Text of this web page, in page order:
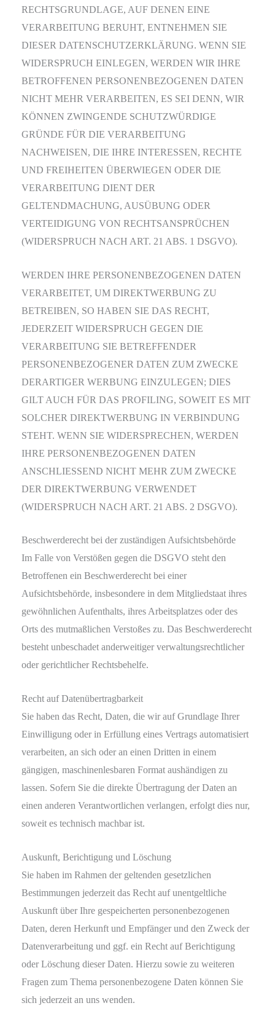
RECHTSGRUNDLAGE, AUF DENEN EINE
VERARBEITUNG BERUHT, ENTNEHMEN SIE
DIESER DATENSCHUTZERKLÄRUNG. WENN SIE
WIDERSPRUCH EINLEGEN, WERDEN WIR IHRE
BETROFFENEN PERSONENBEZOGENEN DATEN
NICHT MEHR VERARBEITEN, ES SEI DENN, WIR
KÖNNEN ZWINGENDE SCHUTZWÜRDIGE
GRÜNDE FÜR DIE VERARBEITUNG
NACHWEISEN, DIE IHRE INTERESSEN, RECHTE
UND FREIHEITEN ÜBERWIEGEN ODER DIE
VERARBEITUNG DIENT DER
GELTENDMACHUNG, AUSÜBUNG ODER
VERTEIDIGUNG VON RECHTSANSPRÜCHEN
(WIDERSPRUCH NACH ART. 21 ABS. 1 DSGVO).
WERDEN IHRE PERSONENBEZOGENEN DATEN
VERARBEITET, UM DIREKTWERBUNG ZU
BETREIBEN, SO HABEN SIE DAS RECHT,
JEDERZEIT WIDERSPRUCH GEGEN DIE
VERARBEITUNG SIE BETREFFENDER
PERSONENBEZOGENER DATEN ZUM ZWECKE
DERARTIGER WERBUNG EINZULEGEN; DIES
GILT AUCH FÜR DAS PROFILING, SOWEIT ES MIT
SOLCHER DIREKTWERBUNG IN VERBINDUNG
STEHT. WENN SIE WIDERSPRECHEN, WERDEN
IHRE PERSONENBEZOGENEN DATEN
ANSCHLIESSEND NICHT MEHR ZUM ZWECKE
DER DIREKTWERBUNG VERWENDET
(WIDERSPRUCH NACH ART. 21 ABS. 2 DSGVO).
Beschwerde­recht bei der zuständigen Aufsichts­behörde
Im Falle von Verstößen gegen die DSGVO steht den
Betroffenen ein Beschwerderecht bei einer
Aufsichtsbehörde, insbesondere in dem Mitgliedstaat ihres
gewöhnlichen Aufenthalts, ihres Arbeitsplatzes oder des
Orts des mutmaßlichen Verstoßes zu. Das Beschwerderecht
besteht unbeschadet anderweitiger verwaltungsrechtlicher
oder gerichtlicher Rechtsbehelfe.
Recht auf Daten­übertrag­barkeit
Sie haben das Recht, Daten, die wir auf Grundlage Ihrer
Einwilligung oder in Erfüllung eines Vertrags automatisiert
verarbeiten, an sich oder an einen Dritten in einem
gängigen, maschinenlesbaren Format aushändigen zu
lassen. Sofern Sie die direkte Übertragung der Daten an
einen anderen Verantwortlichen verlangen, erfolgt dies nur,
soweit es technisch machbar ist.
Auskunft, Berichtigung und Löschung
Sie haben im Rahmen der geltenden gesetzlichen
Bestimmungen jederzeit das Recht auf unentgeltliche
Auskunft über Ihre gespeicherten personenbezogenen
Daten, deren Herkunft und Empfänger und den Zweck der
Datenverarbeitung und ggf. ein Recht auf Berichtigung
oder Löschung dieser Daten. Hierzu sowie zu weiteren
Fragen zum Thema personenbezogene Daten können Sie
sich jederzeit an uns wenden.